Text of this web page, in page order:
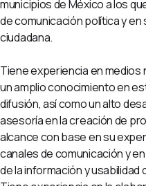
municipios de México a los
de comunicación política y
ciudadana.
Tiene experiencia en
un amplio conocimiento en
difusión, así como un alto
asesoría en la creación de
alcance con base en su
canales de comunicación y
de la información y